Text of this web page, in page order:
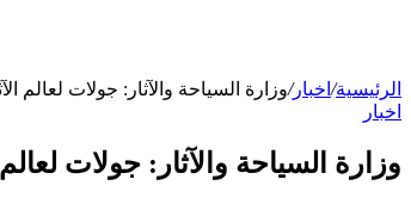
الرئيسية/ اخبار/وزارة السياحة والآثار: جولات لعالم
اخبار
وزارة السياحة والآثار: جولات